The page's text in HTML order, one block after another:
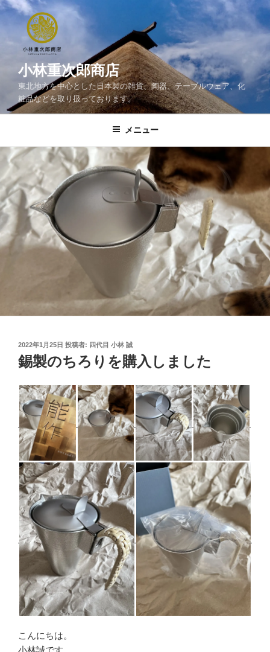
コ
キ
小林重次郎商店
東北地方を中心とした日本製の雑貨、陶器、テーブルウェア、化
粧品などを取り扱っております。
メニュー
投
稿
日:
2022年1月25日 投稿者: 四代目 小林 誠
錫製のちろりを購入しました
こんにちは。